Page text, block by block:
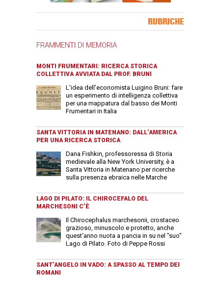
RUBRICHE
FRAMMENTI DI MEMORIA
MONTI FRUMENTARI: RICERCA STORICA
COLLETTIVA AVVIATA DAL PROF. BRUNI
L'idea dell'economista Luigino Bruni: fare
un esperimento di intelligenza collettiva
per una mappatura dal basso dei Monti
Frumentari in Italia
SANTA VITTORIA IN MATENANO: DALL’AMERICA
PER UNA RICERCA STORICA
Dana Fishkin, professoressa di Storia
medievale alla New York University, è a
Santa Vittoria in Matenano per ricerche
sulla presenza ebraica nelle Marche
LAGO DI PILATO: IL CHIROCEFALO DEL
MARCHESONI C’È
Il Chirocephalus marchesonii, crostaceo
grazioso, minuscolo e protetto, anche
quest'anno nuota a pancia in su nel "suo"
Lago di Pilato. Foto di Peppe Rossi
SANT’ANGELO IN VADO: A SPASSO AL TEMPO DEI
ROMANI